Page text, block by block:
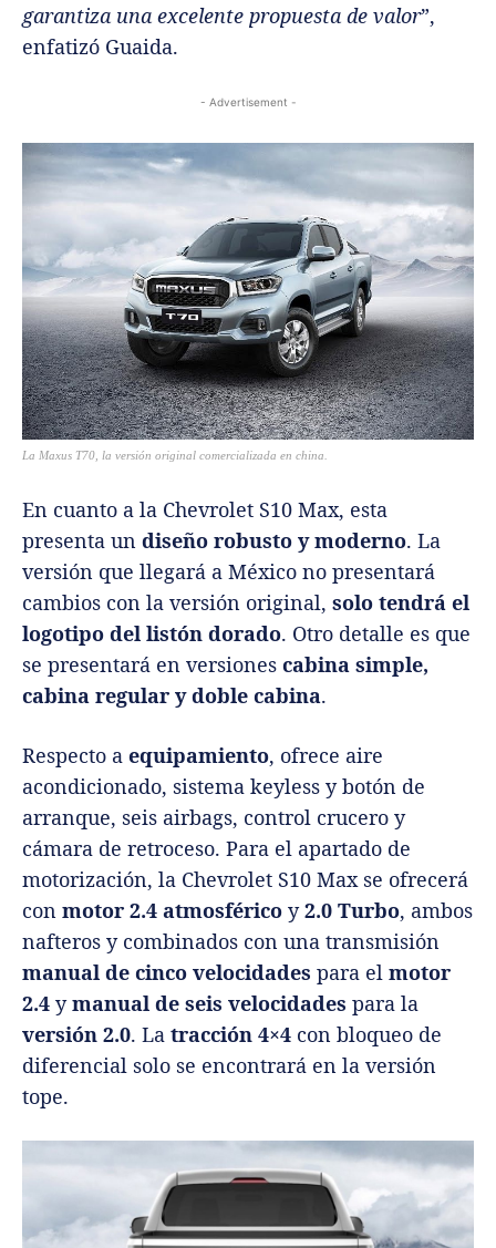
garantiza una excelente propuesta de valor”,
enfatizó Guaida.
- Advertisement -
La Maxus T70, la versión original comercializada en china.
En cuanto a la Chevrolet S10 Max, esta
presenta un diseño robusto y moderno. La
versión que llegará a México no presentará
cambios con la versión original, solo tendrá el
logotipo del listón dorado. Otro detalle es que
se presentará en versiones cabina simple,
cabina regular y doble cabina.
Respecto a equipamiento, ofrece aire
acondicionado, sistema keyless y botón de
arranque, seis airbags, control crucero y
cámara de retroceso. Para el apartado de
motorización, la Chevrolet S10 Max se ofrecerá
con motor 2.4 atmosférico y2.0 Turbo, ambos
nafteros y combinados con una transmisión
manual de cinco velocidades para el motor
2.4 ymanual de seis velocidades para la
versión 2.0. La tracción 4×4 con bloqueo de
diferencial solo se encontrará en la versión
tope.